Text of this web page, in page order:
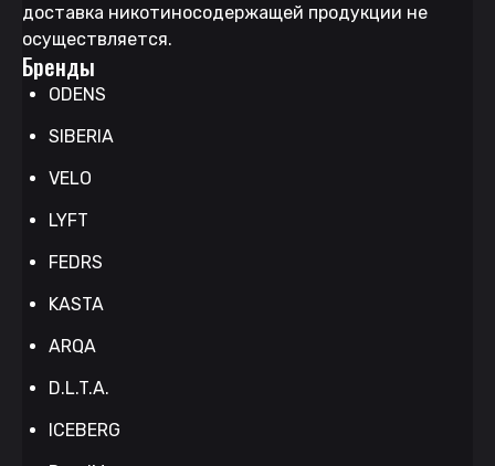
доставка никотиносодержащей продукции не
осуществляется.
Бренды
ODENS
SIBERIA
VELO
LYFT
FEDRS
KASTA
ARQA
D.L.T.A.
ICEBERG